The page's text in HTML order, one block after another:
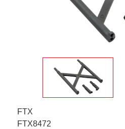
FTX
FTX8472